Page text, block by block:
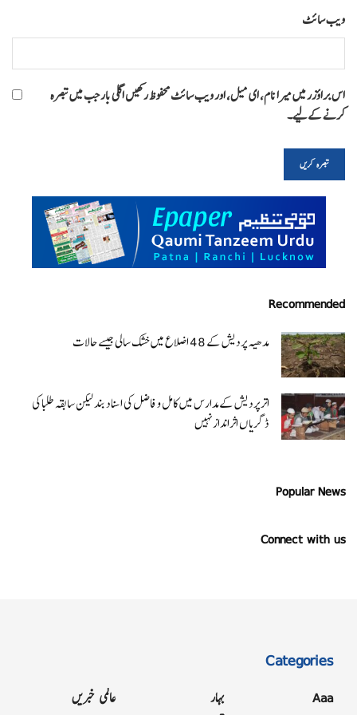
ویب‌ سائٹ
اس براؤزر میں میرا نام، ای میل، اور ویب سائٹ محفوظ رکھیں اگلی بار جب میں تبصرہ
کرنے کےلیے۔
Recommended
مدھیہ پردیش کے 48 اضلاع میں خشک سالی جیسے حالات
اتر پردیش کےمدارس میں کامل و فاضل کی اسناد بند لیکن سابقہ طلبا کی
ڈگریا ں اثرانداز نہیں
Popular News
Connect with us
Categories
Aaa بہار عالمی خبریں